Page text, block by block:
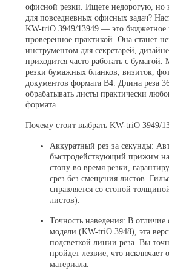
офисной резки. Ищете недорогую, но
для повседневных офисных задач?
KW-triO 3949/13949 — это бюджетное
проверенное практикой. Она станет
инструментом для секретарей,
приходится часто работать с бумагой.
резки бумажных бланков, визиток,
документов формата B4. Длина реза
обрабатывать листы практически
формата.
Почему стоит выбрать KW-triO 3949/
Аккуратный рез за секунды:
быстродействующий прижим
стопу во время резки,
срез без смещения листов.
справляется со стопой
листов).
Точность наведения: В
модели (KW-triO 3948), эта
подсветкой линии реза. Вы
пройдет лезвие, что
материала.